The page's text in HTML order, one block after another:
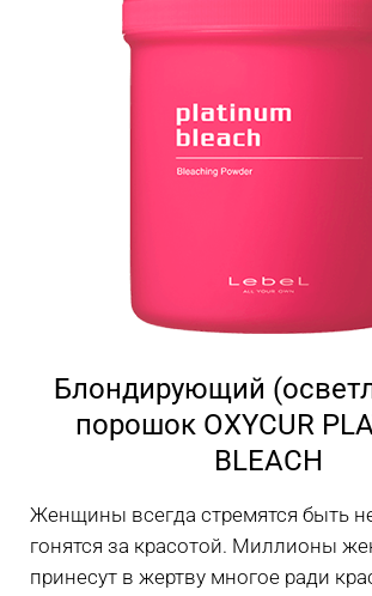
Блондирующий
порошок OXYCUR
BLEACH
Женщины всегда стремятся быть
гонятся за красотой. Миллионы
принесут в жертву многое ради